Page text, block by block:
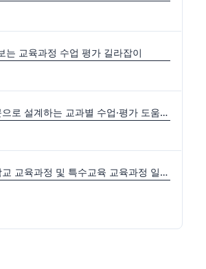
는 교육과정 수업 평가 길라잡이
2025 탐구 질문으로 설계하는 교과별 수업·평가 도움자료(국수사과)
2022 초·중등학교 교육과정 및 특수교육 교육과정 일부개정 고시 (2024-0816) 출처: https://edutown.tistory.com/1594 [초등교육마을2:티스토리]